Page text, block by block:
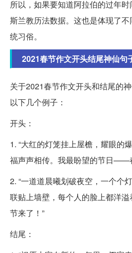
所以，如果要知道阿拉伯的过年
斯兰教历法数据。这也是体现了
统习俗。
2021春节作文开头结尾神仙句
关于2021春节作文开头和结尾的
以下几个例子：
开头：
1. “大红的灯笼挂上屋檐，耀眼的
福声声相传。我最盼望的节日——
2. “一道道晨曦划破夜空，一个个
联贴上墙壁，每个人的脸上都洋
节来了！”
结尾：